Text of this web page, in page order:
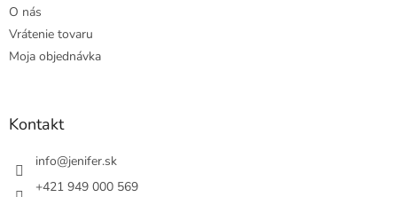
O nás
Vrátenie tovaru
Moja objednávka
Kontakt
info@jenifer.sk
+421 949 000 569